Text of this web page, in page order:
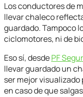
Los conductores de
llevar chaleco
guardado. Tampoco
ciclomotores, ni de
Eso sí, desdePF
llevar guardado un
ser mejor
en caso de que